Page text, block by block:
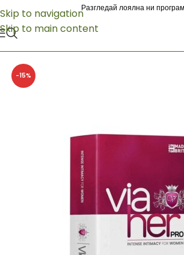
Skip to navigation
Skip to main content
Разгледай лоялна ни
-15%